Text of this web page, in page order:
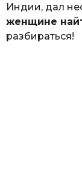
Индии, дал
женщине
разбираться!